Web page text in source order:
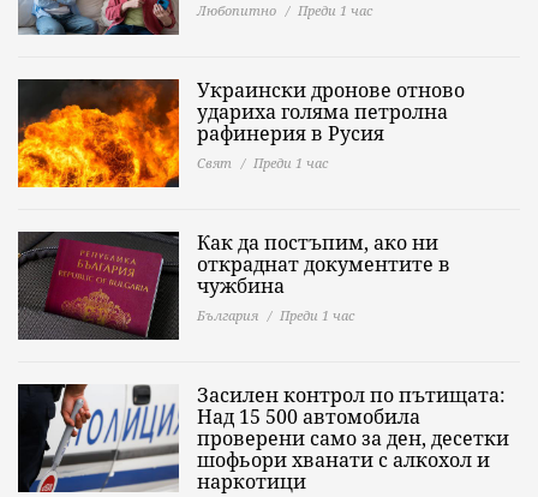
Любопитно Преди 1 час
Украински дронове отново
удариха голяма петролна
рафинерия в Русия
Свят Преди 1 час
Как да постъпим, ако ни
откраднат документите в
чужбина
България Преди 1 час
Засилен контрол по пътищата:
Над 15 500 автомобила
проверени само за ден, десетки
шофьори хванати с алкохол и
наркотици